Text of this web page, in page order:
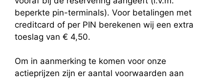
beperkte pin-terminals). Voor betalingen met
creditcard of per PIN berekenen wij een extra
toeslag van € 4,50.
Om in aanmerking te komen voor onze
actieprijzen zijn er aantal voorwaarden aan